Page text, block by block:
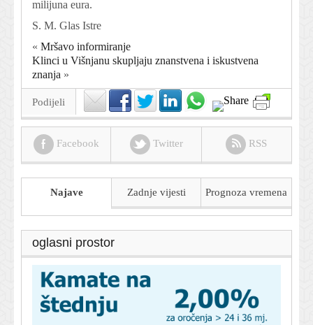
milijuna eura.
S. M. Glas Istre
« Mršavo informiranje
Klinci u Višnjanu skupljaju znanstvena i iskustvena
znanja »
Podijeli
Facebook Twitter RSS
Najave Zadnje vijesti Prognoza vremena
oglasni prostor